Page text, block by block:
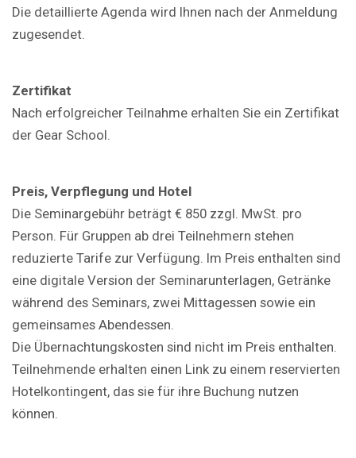
Die detaillierte Agenda wird Ihnen nach der Anmeldung
zugesendet.
Zertifikat
Nach erfolgreicher Teilnahme erhalten Sie ein Zertifikat
der Gear School.
Preis, Verpflegung und Hotel
Die Seminargebühr beträgt € 850 zzgl. MwSt. pro
Person. Für Gruppen ab drei Teilnehmern stehen
reduzierte Tarife zur Verfügung. Im Preis enthalten sind
eine digitale Version der Seminarunterlagen, Getränke
während des Seminars, zwei Mittagessen sowie ein
gemeinsames Abendessen.
Die Übernachtungskosten sind nicht im Preis enthalten.
Teilnehmende erhalten einen Link zu einem reservierten
Hotelkontingent, das sie für ihre Buchung nutzen
können.